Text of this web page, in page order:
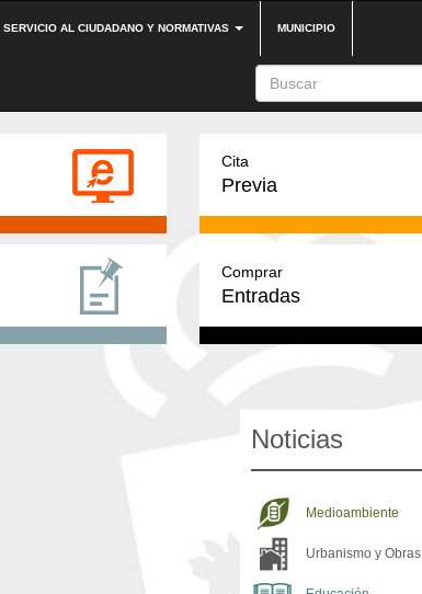
SERVICIO AL CIUDADANO Y NORMATIVAS MUNICIPIO
Cita
Previa
Comprar
Entradas
Noticias
Medioambiente
Urbanismo y Obras